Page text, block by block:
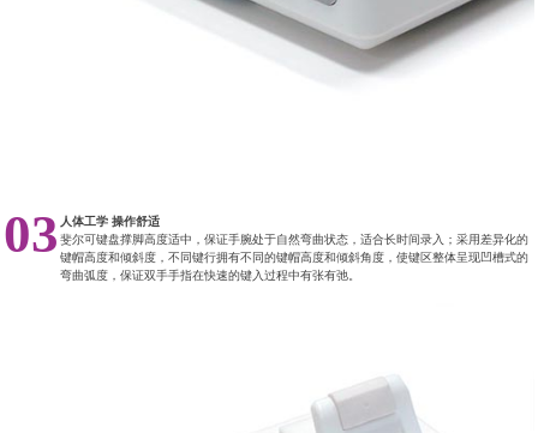
03 人体工学 操作舒适
斐尔可键盘撑脚高度适中，保证手腕处于自然弯曲状态，适合长时间录入；采用差异化的
键帽高度和倾斜度，不同键行拥有不同的键帽高度和倾斜角度，使键区整体呈现凹槽式的
弯曲弧度，保证双手手指在快速的键入过程中有张有弛。